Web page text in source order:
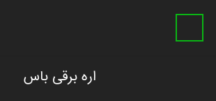
اره برقی باس